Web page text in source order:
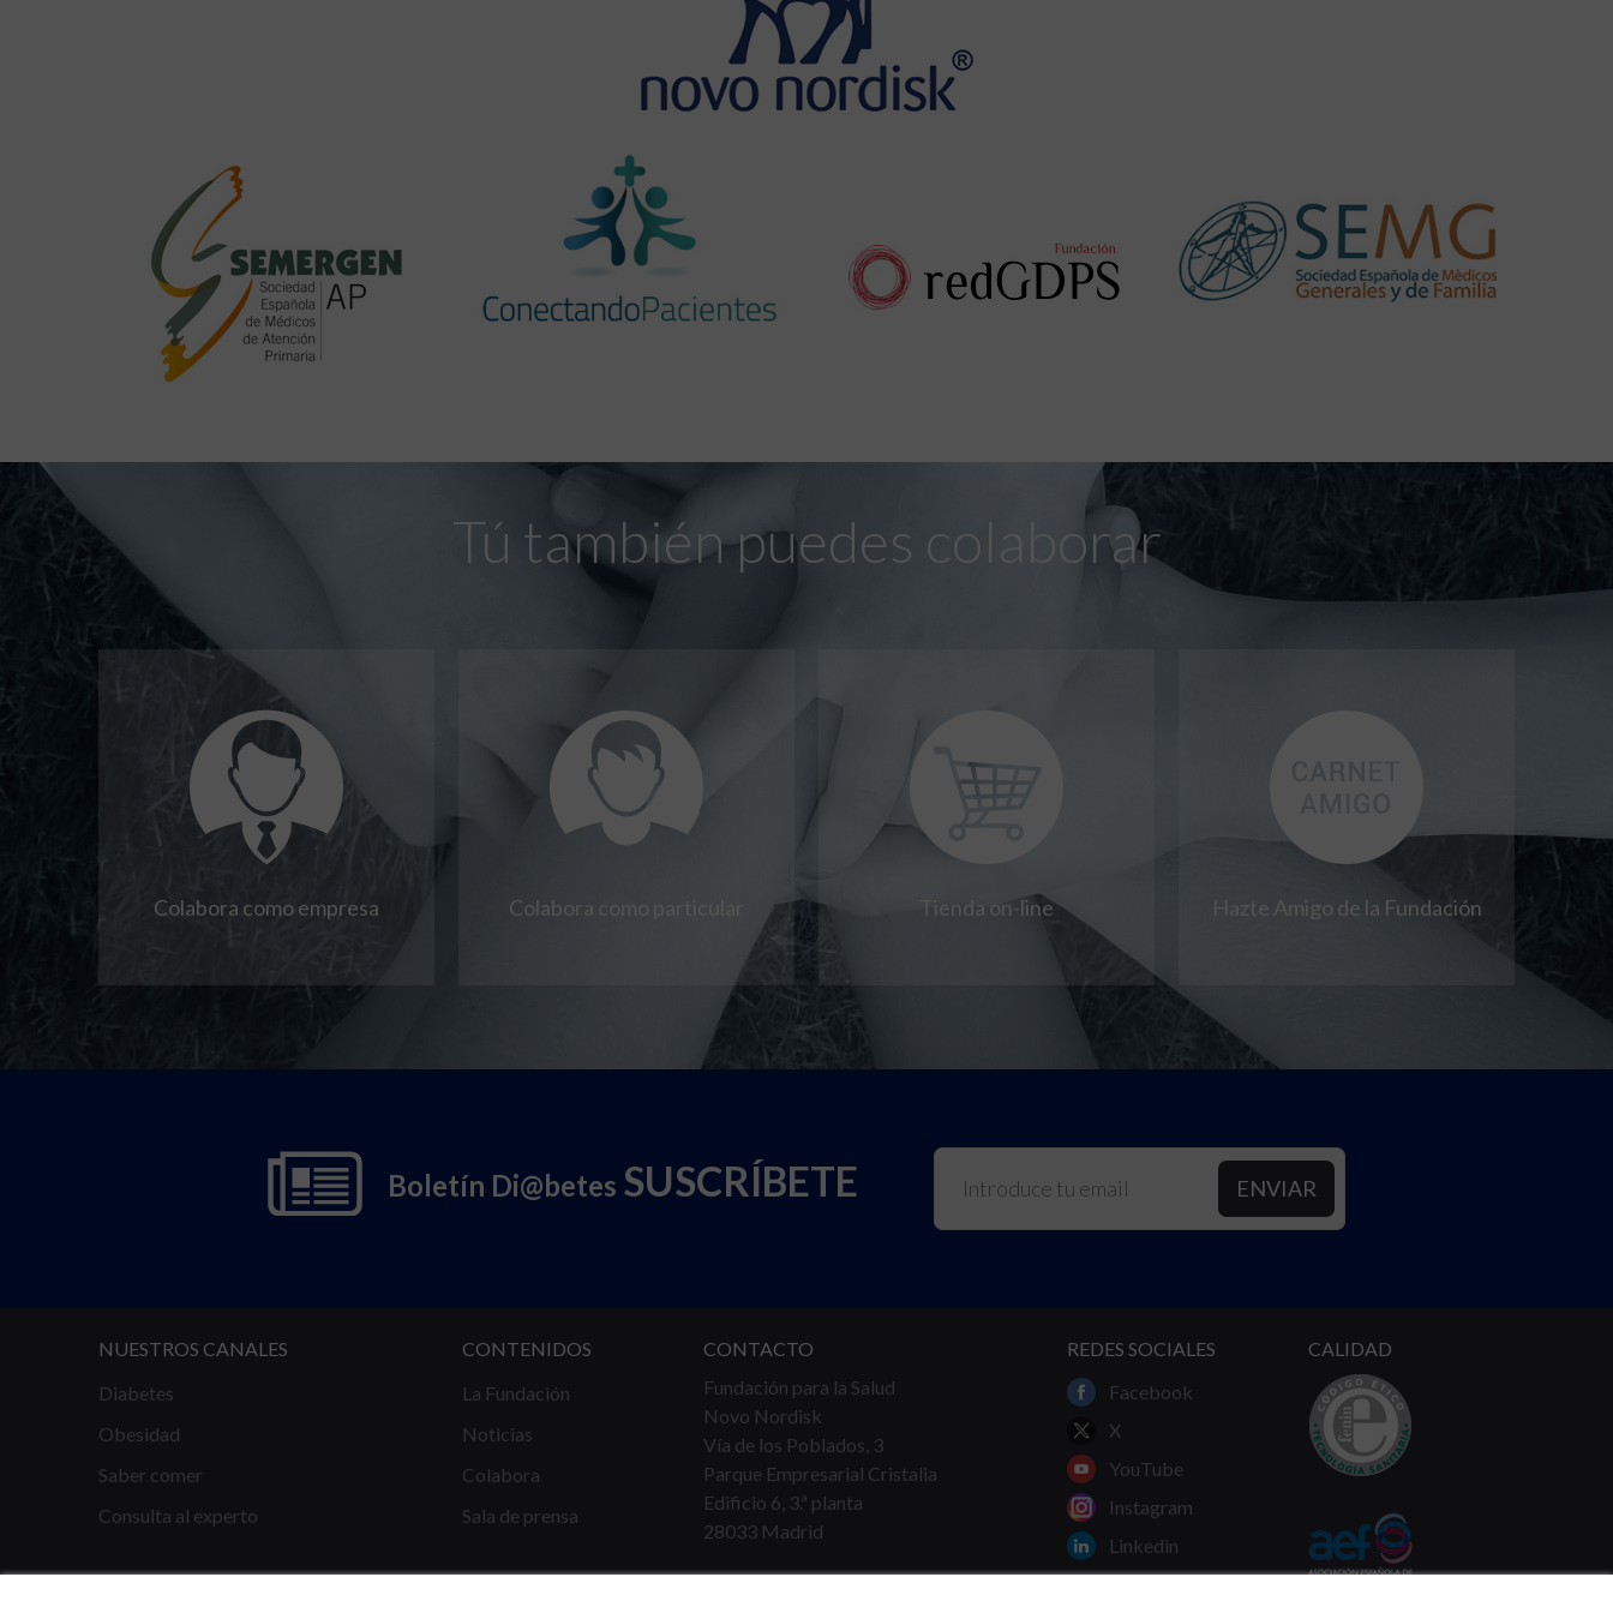
Tú también puedes colaborar
Colabora como empresa Colabora como particular Tienda on-line Hazte Amigo de la Fundación
Boletín Di@betes SUSCRÍBETE
NUESTROS CANALES
Diabetes
Obesidad
Saber comer
Consulta al experto
CONTENIDOS
La Fundación
Noticias
Colabora
Sala de prensa
CONTACTO
Fundación para la Salud
Novo Nordisk
Vía de los Poblados, 3
Parque Empresarial Cristalia
Edificio 6, 3.ª planta
28033 Madrid
REDES SOCIALES
Facebook
X
YouTube
Instagram
Linkedin
CALIDAD